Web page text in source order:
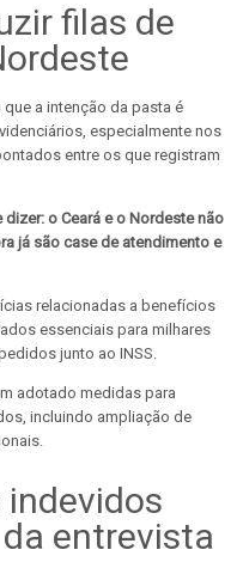
filas de
a intenção da pasta é
especialmente nos
entre os que registram
o Ceará e o Nordeste não
já são case de atendimento e
relacionadas a benefícios
essenciais para milhares
junto ao INSS.
adotado medidas para
incluindo ampliação de
indevidos
entrevista